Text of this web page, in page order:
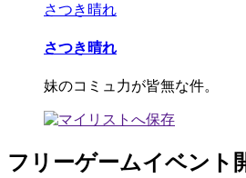
さつき晴れ
さつき晴れ
妹のコミュ力が皆無な件。
フリーゲームイベント